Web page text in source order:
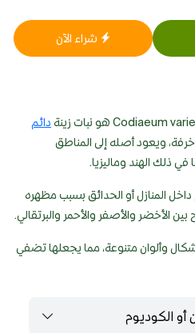
شراء الآن
دائم
ويعود أصله إلى المناطق
ذلك الهند وماليزيا.
داخل المنازل أو الحدائق بسبب مظهره
بين الأخضر والأصفر والأحمر والبرتقالي.
وألوان متنوعة، مما يجعلها تضفي
أو الكوديوم